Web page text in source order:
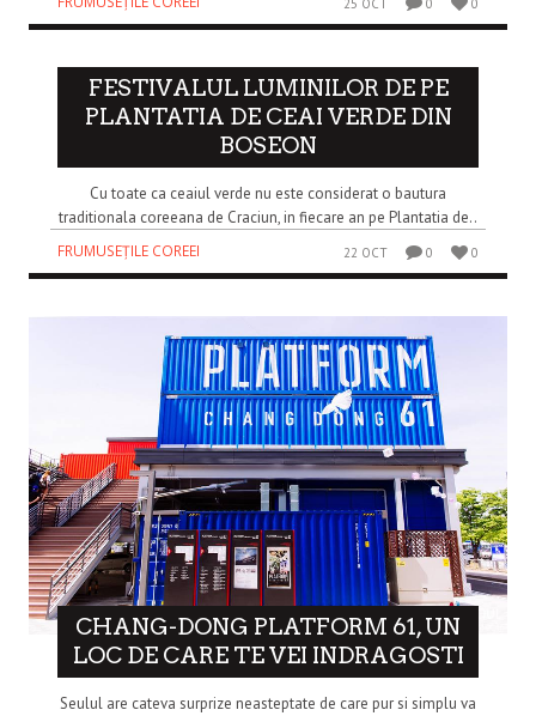
25 OCT 0 0
FESTIVALUL LUMINILOR DE PE
PLANTATIA DE CEAI VERDE DIN
BOSEON
Cu toate ca ceaiul verde nu este considerat o bautura
traditionala coreeana de Craciun, in fiecare an pe Plantatia de..
FRUMUSEȚILE COREEI
22 OCT 0 0
CHANG-DONG PLATFORM 61, UN
LOC DE CARE TE VEI INDRAGOSTI
Seulul are cateva surprize neasteptate de care pur si simplu va